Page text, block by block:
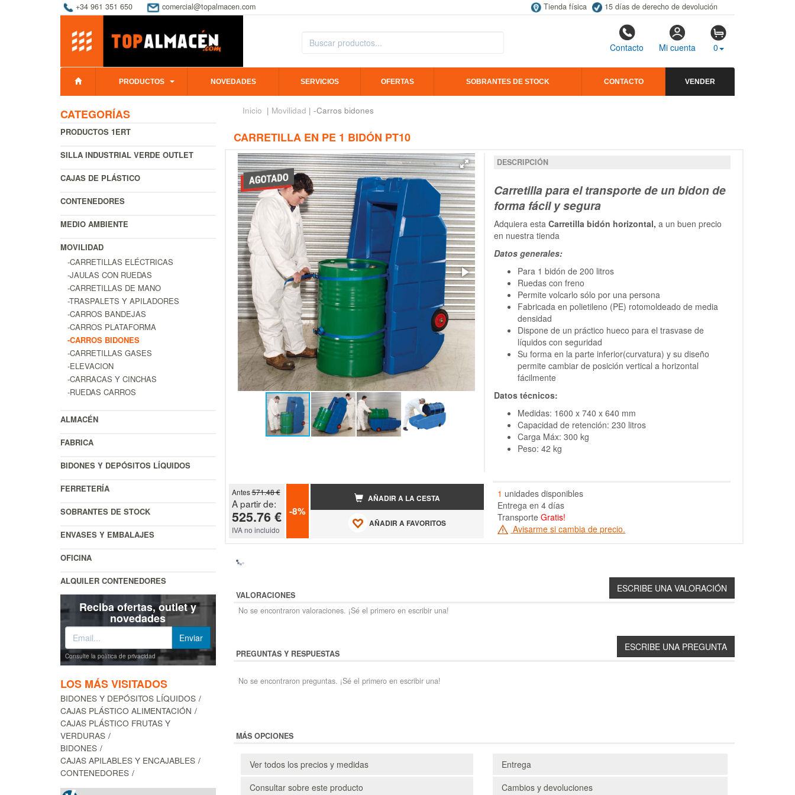
+34 961 351 650 comercial@topalmacen.com Tienda física 15 días de derecho de devolución
Contacto Mi cuenta 0
PRODUCTOS NOVEDADES SERVICIOS OFERTAS SOBRANTES DE STOCK CONTACTO VENDER
CATEGORÍAS
PRODUCTOS 1ERT
SILLA INDUSTRIAL VERDE OUTLET
CAJAS DE PLÁSTICO
CONTENEDORES
MEDIO AMBIENTE
MOVILIDAD
-CARRETILLAS ELÉCTRICAS
-JAULAS CON RUEDAS
-CARRETILLAS DE MANO
-TRASPALETS Y APILADORES
-CARROS BANDEJAS
-CARROS PLATAFORMA
-CARROS BIDONES
-CARRETILLAS GASES
-ELEVACION
-CARRACAS Y CINCHAS
-RUEDAS CARROS
ALMACÉN
FABRICA
BIDONES Y DEPÓSITOS LÍQUIDOS
FERRETERÍA
SOBRANTES DE STOCK
ENVASES Y EMBALAJES
OFICINA
ALQUILER CONTENEDORES
Reciba ofertas, outlet y
novedades
Consulte la política de privacidad
LOS MÁS VISITADOS
BIDONES Y DEPÓSITOS LÍQUIDOS
CAJAS PLÁSTICO ALIMENTACIÓN
CAJAS PLÁSTICO FRUTAS Y
VERDURAS
BIDONES
CAJAS APILABLES Y ENCAJABLES
CONTENEDORES
Inicio | Movilidad | -Carros bidones
CARRETILLA EN PE 1 BIDÓN PT10
DESCRIPCIÓN
Carretilla para el transporte de un bidon de
forma fácil y segura
Adquiera estaCarretilla bidón horizontal, a un buen precio
en nuestra tienda
Datos generales:
Para 1 bidón de 200 litros
Ruedas con freno
Permite volcarlo sólo por una persona
Fabricada en polietileno (PE) rotomoldeado de media
densidad
Dispone de un práctico hueco para el trasvase de
líquidos con seguridad
Su forma en la parte inferior(curvatura) y su diseño
permite cambiar de posición vertical a horizontal
fácilmente
Datos técnicos:
Medidas: 1600 x 740 x 640 mm
Capacidad de retención: 230 litros
Carga Máx: 300 kg
Peso: 42 kg
Antes571.48 €
A partir de:
525.76 €
IVA no incluido
-8%
AÑADIR A LA CESTA
AÑADIR A FAVORITOS
1 unidades disponibles
Entrega en 4 días
TransporteGratis!
Avisarme si cambia de precio.
VALORACIONES
No se encontraron valoraciones. ¡Sé el primero en escribir una!
PREGUNTAS Y RESPUESTAS
No se encontraron preguntas. ¡Sé el primero en escribir una!
MÁS OPCIONES
Ver todos los precios y medidas
Consultar sobre este producto
Entrega
Cambios y devoluciones